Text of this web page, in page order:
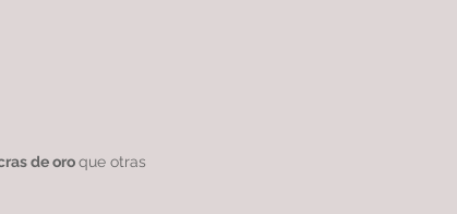
de oroque otras